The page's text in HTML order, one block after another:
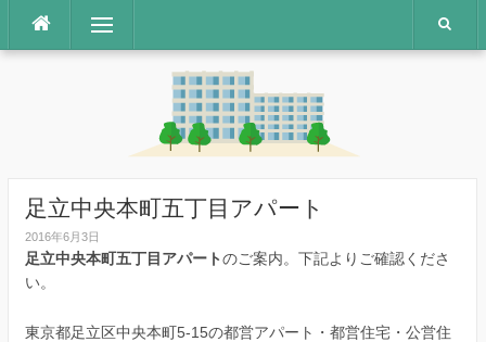
テ
メニュー
足立中央本町五丁目アパート
2016年6月3日
足立中央本町五丁目アパートのご案内。下記よりご確認くださ
い。
東京都足立区中央本町5-15の都営アパート・都営住宅・公営住